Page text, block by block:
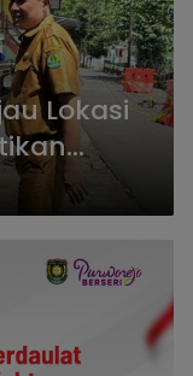
Lokasi
Prioritas